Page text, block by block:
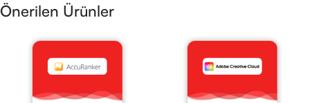
Önerilen Ürünler